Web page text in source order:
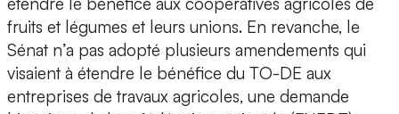
fruits et légumes et leurs unions. En revanche, le
Sénat n’a pas adopté plusieurs amendements qui
visaient à étendre le bénéfice du TO-DE aux
entreprises de travaux agricoles, une demande